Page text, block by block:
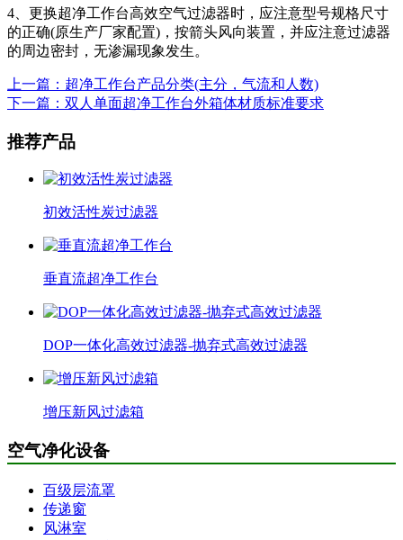
4、更换超净工作台高效空气过滤器时，应注意型号规格尺寸
的正确(原生产厂家配置)，按箭头风向装置，并应注意过滤器
的周边密封，无渗漏现象发生。
上一篇：超净工作台产品分类(主分，气流和人数)
下一篇：双人单面超净工作台外箱体材质标准要求
推荐产品
初效活性炭过滤器
垂直流超净工作台
DOP一体化高效过滤器-抛弃式高效过滤器
增压新风过滤箱
空气净化设备
百级层流罩
传递窗
风淋室